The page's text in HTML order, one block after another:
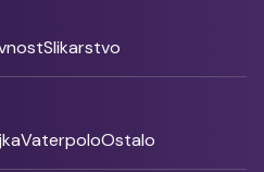
Slikarstvo
VaterpoloOstalo